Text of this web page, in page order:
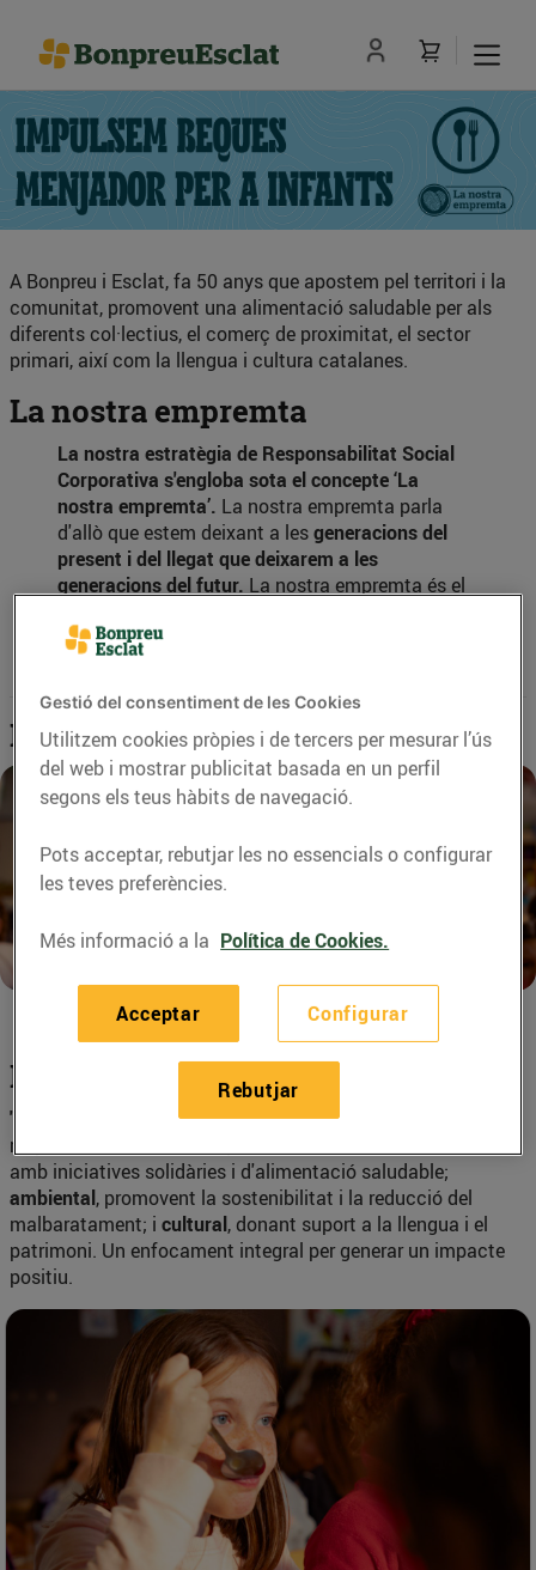
A Bonpreu i Esclat, fa 50 anys que apostem pel territori i la
comunitat, promovent una alimentació saludable per als
diferents col·lectius, el comerç de proximitat, el sector
primari, així com la llengua i cultura catalanes.
La nostra empremta
La nostra estratègia de Responsabilitat Social
Corporativa s'engloba sota el concepte ‘La
nostra empremta’. La nostra empremta parla
d'allò que estem deixant a lesgeneracions del
present i del llegat que deixarem a les
generacions del futur. La nostra empremta és el
el medi ambient (el planeta) i la nostra comunitat
(tant en termes
Iniciatives amb empremta
Eixos de treball
"La Nostra Empremta"defineix el compromís de
responsabilitat social corporativa en tres àmbits:
amb iniciatives solidàries i d'alimentació saludable;
ambiental, promovent la sostenibilitat i la reducció del
malbaratament; i cultural, donant suport a la llengua i el
patrimoni. Un enfocament integral per generar un impacte
positiu.
Gestió del consentiment de les Cookies
Utilitzem cookies pròpies i de tercers per mesurar l’ús
del web i mostrar publicitat basada en un perfil
segons els teus hàbits de navegació.
Pots acceptar, rebutjar les no essencials o configurar
les teves preferències.
Més informació a la Política de Cookies.
Configurar
Rebutjar
Acceptar